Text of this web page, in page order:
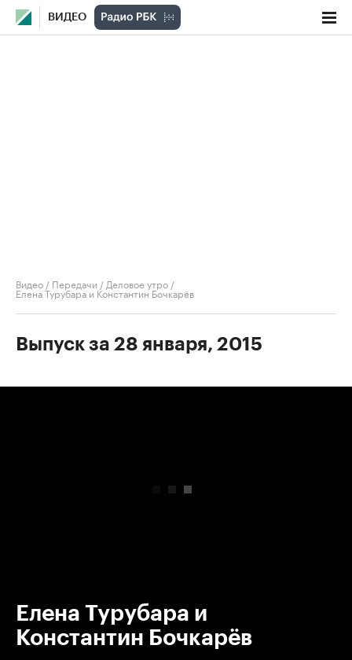
ВИДЕО
Видео / Передачи / Деловое утро /
Елена Турубара и Константин Бочкарёв
Выпуск за 28 января, 2015
Елена Турубара и
Константин Бочкарёв